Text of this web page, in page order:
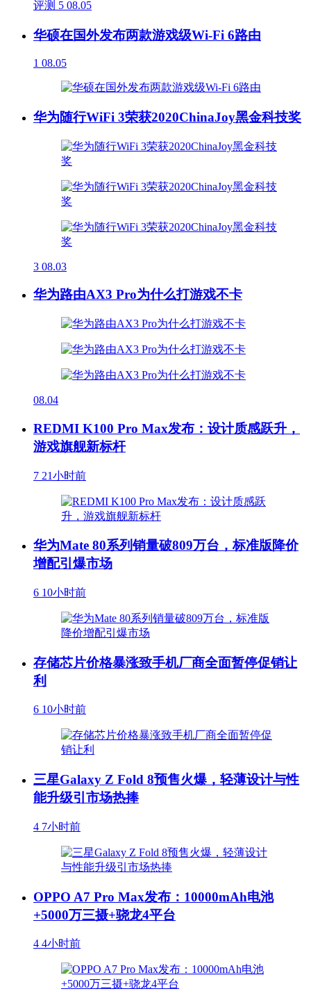
评测 5 08.05
华硕在国外发布两款游戏级Wi-Fi 6路由
1 08.05
华为随行WiFi 3荣获2020ChinaJoy黑金科技奖
3 08.03
华为路由AX3 Pro为什么打游戏不卡
08.04
REDMI K100 Pro Max发布：设计质感跃升，
游戏旗舰新标杆
7 21小时前
华为Mate 80系列销量破809万台，标准版降价
增配引爆市场
6 10小时前
存储芯片价格暴涨致手机厂商全面暂停促销让
利
6 10小时前
三星Galaxy Z Fold 8预售火爆，轻薄设计与性
能升级引市场热捧
4 7小时前
OPPO A7 Pro Max发布：10000mAh电池
+5000万三摄+骁龙4平台
4 4小时前